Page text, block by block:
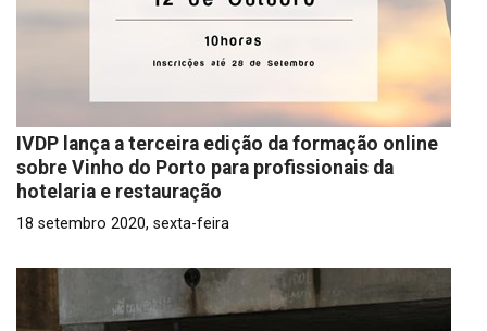
IVDP lança a terceira edição da formação online
sobre Vinho do Porto para profissionais da
hotelaria e restauração
18 setembro 2020, sexta-feira